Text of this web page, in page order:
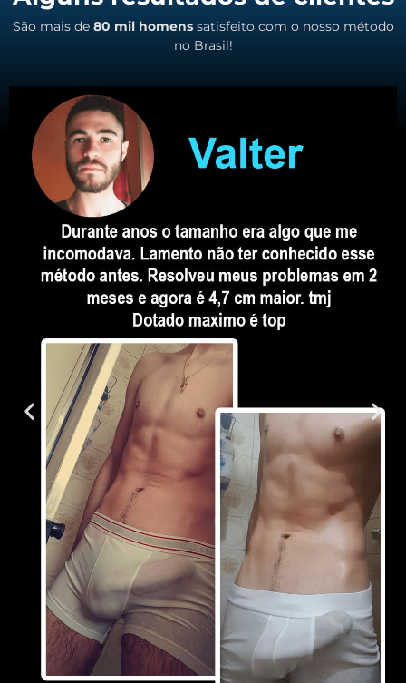
São mais de 80 mil homenssatisfeito com o nosso método
no Brasil!